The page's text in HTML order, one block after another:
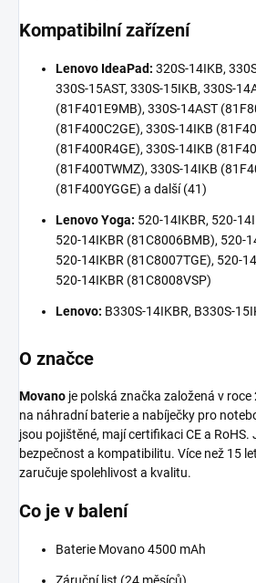
Kompatibilní zařízení
Lenovo IdeaPad: 320S-14IKB,
330S-15AST, 330S-15IKB, 330S-
(81F401E9MB), 330S-14AST
(81F400C2GE), 330S-14IKB
(81F400R4GE), 330S-14IKB
(81F400TWMZ), 330S-14IKB
(81F400YGGE) a další (41)
Lenovo Yoga: 520-14IKBR, 520-
520-14IKBR (81C8006BMB), 520-
520-14IKBR (81C8007TGE), 520-
520-14IKBR (81C8008VSP)
Lenovo: B330S-14IKBR, B330S-
O značce
Movano je polská značka založená v
na náhradní baterie a nabíječky pro
jsou pojištěné, mají certifikaci CE a
bezpečnost a kompatibilitu. Více než 15
zaručuje spolehlivost a kvalitu.
Co je v balení
Baterie Movano 4500 mAh